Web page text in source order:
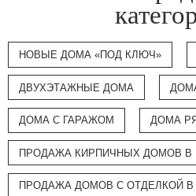
НОВЫЕ ДОМА «ПОД КЛЮЧ»
ДВУХЭТАЖНЫЕ ДОМА
ДОМА С ГАРАЖОМ ДОМА
ПРОДАЖА КИРПИЧНЫХ ДОМОВ В
ПРОДАЖА ДОМОВ С ОТДЕЛКОЙ